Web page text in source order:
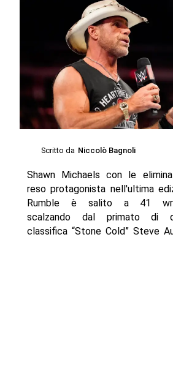
Scritto da Niccolò Bagnoli
Shawn Michaels con le
reso protagonista nell'ultima
Rumble è salito a 41
scalzando dal primato di
classifica “Stone Cold” Steve